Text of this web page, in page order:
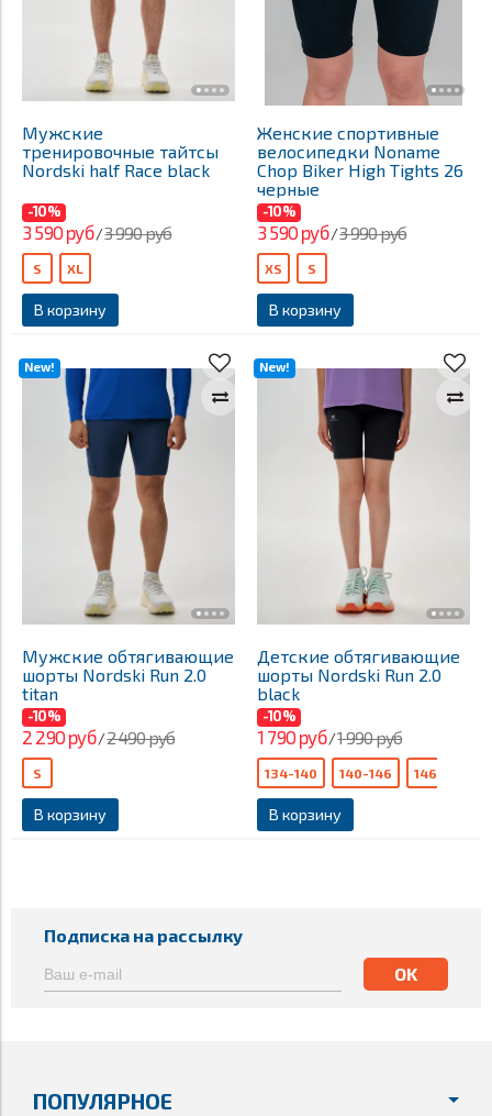
Мужские
тренировочные тайтсы
Nordski half Race black
-10%
3 590 руб/3 990 руб
В корзину
S XL
Женские спортивные
велосипедки Noname
Chop Biker High Tights 26
черные
-10%
3 590 руб/3 990 руб
В корзину
XS S
New!
Мужские обтягивающие
шорты Nordski Run 2.0
titan
-10%
2 290 руб/2 490 руб
В корзину
S
New!
Детские обтягивающие
шорты Nordski Run 2.0
black
-10%
1 790 руб/1 990 руб
В корзину
134-140 140-146 146-152
Подписка на рассылку
ПОПУЛЯРНОЕ